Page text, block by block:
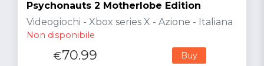
Psychonauts 2 Motherlobe Edition
Videogiochi - Xbox series X - Azione - Italiana
Non disponibile
€70.99 Buy